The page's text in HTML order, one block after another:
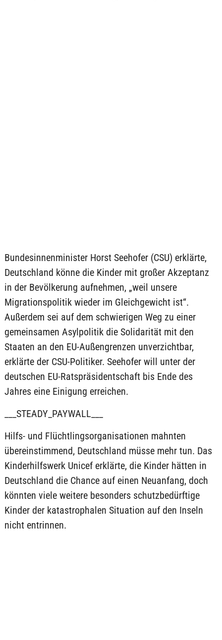
Bundesinnenminister Horst Seehofer (CSU) erklärte,
Deutschland könne die Kinder mit großer Akzeptanz
in der Bevölkerung aufnehmen, „weil unsere
Migrationspolitik wieder im Gleichgewicht ist“.
Außerdem sei auf dem schwierigen Weg zu einer
gemeinsamen Asylpolitik die Solidarität mit den
Staaten an den EU-Außengrenzen unverzichtbar,
erklärte der CSU-Politiker. Seehofer will unter der
deutschen EU-Ratspräsidentschaft bis Ende des
Jahres eine Einigung erreichen.
___STEADY_PAYWALL___
Hilfs- und Flüchtlingsorganisationen mahnten
übereinstimmend, Deutschland müsse mehr tun. Das
Kinderhilfswerk Unicef erklärte, die Kinder hätten in
Deutschland die Chance auf einen Neuanfang, doch
könnten viele weitere besonders schutzbedürftige
Kinder der katastrophalen Situation auf den Inseln
nicht entrinnen.